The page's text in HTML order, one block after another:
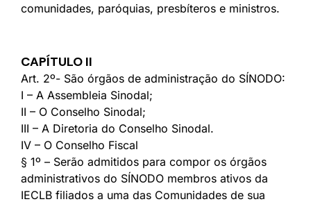
comunidades, paróquias, presbíteros e ministros.
CAPÍTULO II
Art. 2º- São órgãos de administração do SÍNODO:
I – A Assembleia Sinodal;
II – O Conselho Sinodal;
III – A Diretoria do Conselho Sinodal.
IV – O Conselho Fiscal
§ 1º – Serão admitidos para compor os órgãos
administrativos do SÍNODO membros ativos da
IECLB filiados a uma das Comunidades de sua